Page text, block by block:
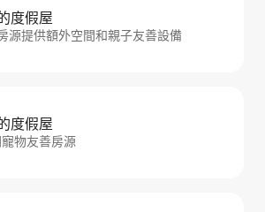
度假屋
源提供額外空間和親子友善設備
度假屋
物友善房源